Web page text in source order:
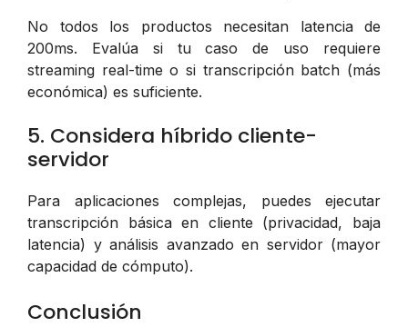
No todos los productos necesitan latencia de
200ms. Evalúa si tu caso de uso requiere
streaming real-time o si transcripción batch (más
económica) es suficiente.
5. Considera híbrido cliente-
servidor
Para aplicaciones complejas, puedes ejecutar
transcripción básica en cliente (privacidad, baja
latencia) y análisis avanzado en servidor (mayor
capacidad de cómputo).
Conclusión